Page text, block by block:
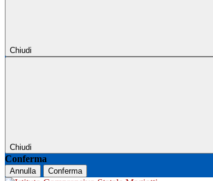
Chiudi
Chiudi
Conferma
Annulla Conferma